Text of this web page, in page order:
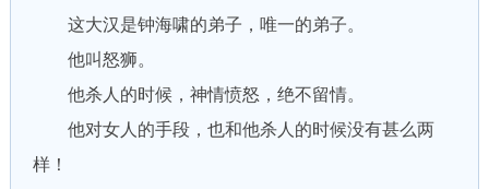
这大汉是钟海啸的弟子，唯一的弟子。
他叫怒狮。
他杀人的时候，神情愤怒，绝不留情。
他对女人的手段，也和他杀人的时候没有甚么两
样！